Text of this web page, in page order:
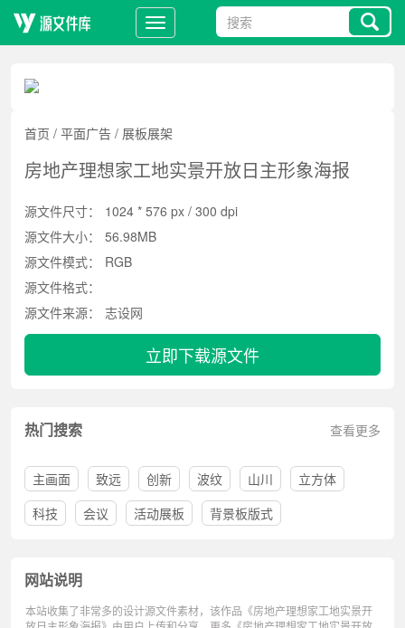
首页 / 平面广告 / 展板展架
房地产理想家工地实景开放日主形象海报
源文件尺寸：
1024 * 576 px / 300 dpi
源文件大小：
56.98MB
源文件模式：
RGB
源文件格式：
源文件来源：
志设网
立即下载源文件
热门搜索 查看更多
主画面 致远 创新 波纹 山川
立方体
科技
会议 活动展板 背景板版式
网站说明
本站收集了非常多的设计源文件素材，该作品《房地产理想家工地实景开